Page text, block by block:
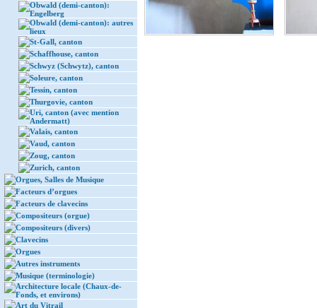
Obwald (demi-canton):
Engelberg
Obwald (demi-canton): autres
lieux
St-Gall, canton
Schaffhouse, canton
Schwyz (Schwytz), canton
Soleure, canton
Tessin, canton
Thurgovie, canton
Uri, canton (avec mention
Andermatt)
Valais, canton
Vaud, canton
Zoug, canton
Zurich, canton
Orgues, Salles de Musique
Facteurs d’orgues
Facteurs de clavecins
Compositeurs (orgue)
Compositeurs (divers)
Clavecins
Orgues
Autres instruments
Musique (terminologie)
Architecture locale (Chaux-de-
Fonds, et environs)
Art du Vitrail